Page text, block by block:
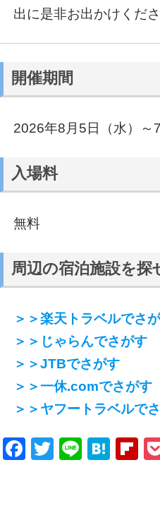
出に是非お出かけくださ
開催期間
2026年8月5日（水）～7
入場料
無料
周辺の宿泊施設を探
＞＞楽天トラベルでさ
＞＞じゃらんでさがす
＞＞JTBでさがす
＞＞一休.comでさがす
＞＞ヤフートラベルで
Facebook
Twitter
Line